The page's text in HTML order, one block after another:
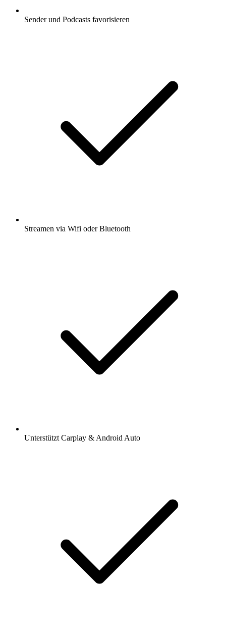
Sender und Podcasts favorisieren
Streamen via Wifi oder Bluetooth
Unterstützt Carplay & Android Auto